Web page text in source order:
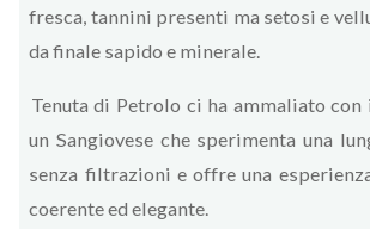
fresca, tannini presenti ma setosi e
da finale sapido e minerale.
Tenuta di Petrolo ci ha ammaliato
un Sangiovese che sperimenta una
senza filtrazioni e offre una
coerente ed elegante.